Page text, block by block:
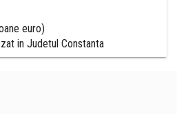
euro)
in Judetul Constanta